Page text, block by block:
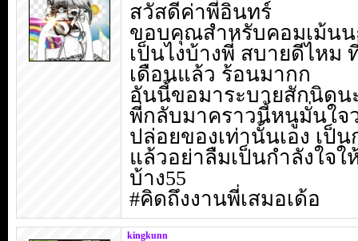
สวัสดีค่าพี่อินทร์
ขอบคุณสำหรับคอมเม้นน
เป็นไงบ้างพี่ สบายดีไห
เดือนแล้ว ร้อนมากก
อันนี้ขอมาระบายสักนิดน
พี่กลับมาคราวนี้หนูมั่นใจ
ปล่อยของเท่านั้นเอง เป็
แล้วอย่าลืมเป็นกำลังใจ
บ้าง55
#คิดถึงงานพี่เสมอเด้อ
kingkunn